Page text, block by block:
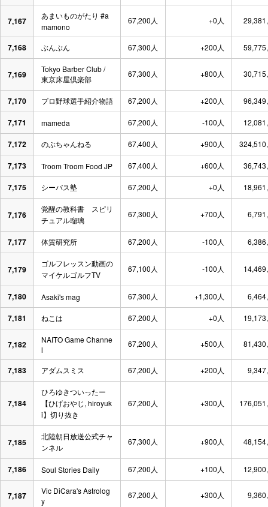
7,167
あまいものがたり #a
mamono
67,200人 +0人
7,168 ぶんぶん 67,300人 +200人
7,169
Tokyo Barber Club /
東京床屋倶楽部
67,300人 +800人
7,170 プロ野球選手紹介物語 67,200人 +200人
7,171 mameda 67,200人 -100人
7,172 のぶちゃんねる 67,400人 +900人
7,173 Troom Troom Food JP 67,400人 +600人
7,175 シーバス塾 67,200人 +0人
7,176
覚醒の教科書 スピリ
チュアル瑠璃
67,300人 +700人
7,177 体質研究所 67,200人 -100人
7,179
ゴルフレッスン動画の
マイケルゴルフTV
67,100人 -100人
7,180 Asaki's mag 67,300人 +1,300人
7,181 ねこは 67,200人 +0人
7,182
NAITO Game Channe
l
67,200人 +500人
7,183 アダムスミス 67,200人 +200人
7,184
ひろゆきついったー
【ひげおやじ, hiroyuk
i】切り抜き
67,200人 +300人
7,185
北陸朝日放送公式チャ
ンネル
67,300人 +900人
7,186 Soul Stories Daily 67,200人 +100人
7,187
Vic DiCara's Astrolog
y
67,200人 +300人